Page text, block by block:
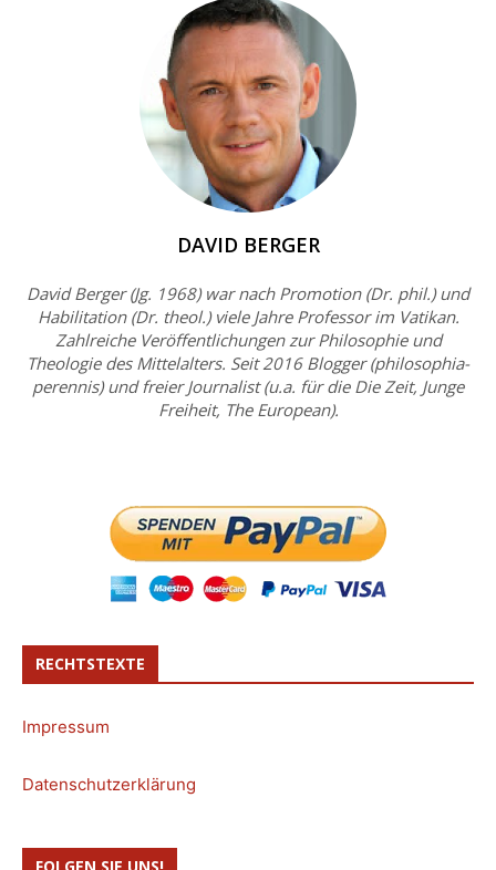
DAVID BERGER
David Berger (Jg. 1968) war nach Promotion (Dr. phil.) und
Habilitation (Dr. theol.) viele Jahre Professor im Vatikan.
Zahlreiche Veröffentlichungen zur Philosophie und
Theologie des Mittelalters. Seit 2016 Blogger (philosophia-
perennis) und freier Journalist (u.a. für die Die Zeit, Junge
Freiheit, The European).
RECHTSTEXTE
Impressum
Datenschutzerklärung
FOLGEN SIE UNS!